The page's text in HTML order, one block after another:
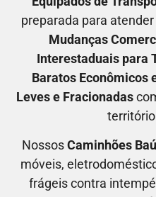
preparada para atender
Mudanças
Interestaduais para
Baratos Econômicos
Leves e Fracionadas
NossosCaminhões Baú
móveis,
frágeis contra